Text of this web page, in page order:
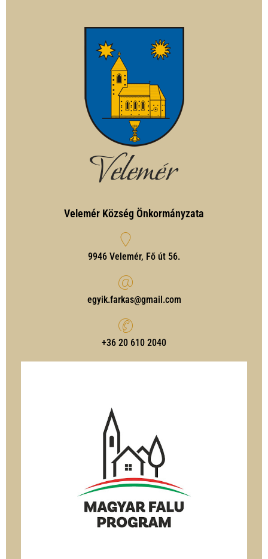
Velemér Község Önkormányzata
9946 Velemér, Fő út 56.
egyik.farkas@gmail.com
‭+36 20 610 2040‬